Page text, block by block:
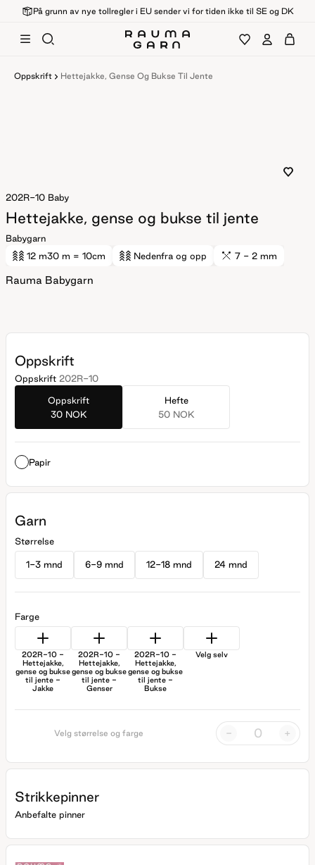
På grunn av nye tollregler i EU sender vi for tiden ikke til SE og DK
Oppskrift Hettejakke, Gense Og Bukse Til Jente
202R-10 Baby
Hettejakke, gense og bukse til jente
Babygarn
12 m30 m = 10cm Nedenfra og opp 7 - 2 mm
Rauma Babygarn
Oppskrift
Oppskrift 202R-10
Oppskrift
30 NOK
Hefte
50 NOK
Papir
Garn
Størrelse
1-3 mnd 6-9 mnd 12-18 mnd 24 mnd
Farge
202R-10 -
Hettejakke,
gense og bukse
til jente -
Jakke
202R-10 -
Hettejakke,
gense og bukse
til jente -
Genser
202R-10 -
Hettejakke,
gense og bukse
til jente -
Bukse
Velg selv
Velg størrelse og farge - +
Strikkepinner
Anbefalte pinner